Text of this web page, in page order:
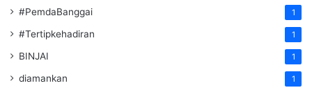
#PemdaBanggai 1
#Tertipkehadiran 1
BINJAI 1
diamankan 1